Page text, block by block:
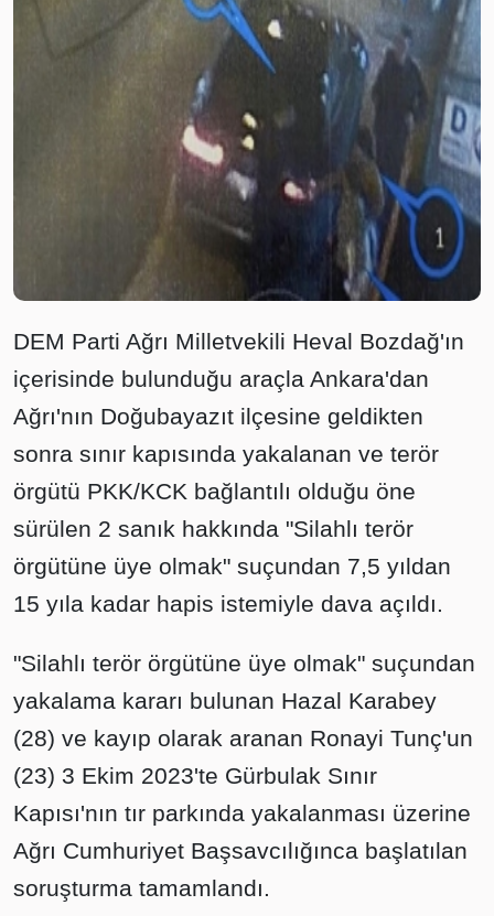
DEM Parti Ağrı Milletvekili Heval Bozdağ'ın
içerisinde bulunduğu araçla Ankara'dan
Ağrı'nın Doğubayazıt ilçesine geldikten
sonra sınır kapısında yakalanan ve terör
örgütü PKK/KCK bağlantılı olduğu öne
sürülen 2 sanık hakkında "Silahlı terör
örgütüne üye olmak" suçundan 7,5 yıldan
15 yıla kadar hapis istemiyle dava açıldı.
"Silahlı terör örgütüne üye olmak" suçundan
yakalama kararı bulunan Hazal Karabey
(28) ve kayıp olarak aranan Ronayi Tunç'un
(23) 3 Ekim 2023'te Gürbulak Sınır
Kapısı'nın tır parkında yakalanması üzerine
Ağrı Cumhuriyet Başsavcılığınca başlatılan
soruşturma tamamlandı.